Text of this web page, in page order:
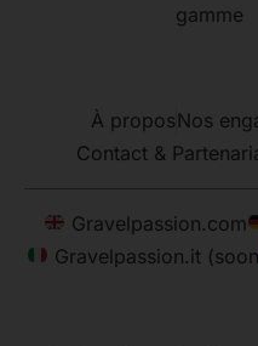
gamme
À propos Nos
Contact &
Gravelpassion.com
Gravelpassion.it